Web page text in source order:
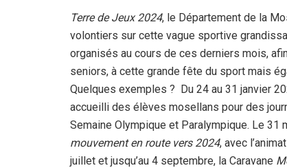
Terre de Jeux 2024, le Département de la
volontiers sur cette vague sportive
organisés au cours de ces derniers mois,
seniors, à cette grande fête du sport mais
Quelques exemples ? Du 24 au 31 janvier
accueilli des élèves mosellans pour des
Semaine Olympique et Paralympique. Le 31
mouvement en route vers 2024, avec
juillet et jusqu’au 4 septembre, la Caravane